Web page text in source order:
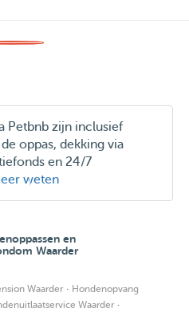
Petbnb zijn inclusief
oppas, dekking via
en 24/7
weten
en
Waarder
Waarder · Hondenopvang
Waarder ·